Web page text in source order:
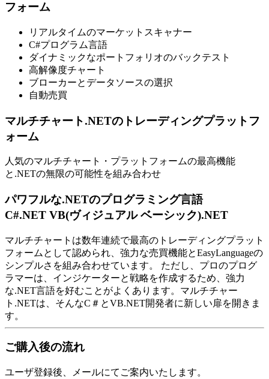
フォーム
リアルタイムのマーケットスキャナー
C#プログラム言語
ダイナミックなポートフォリオのバックテスト
高解像度チャート
ブローカーとデータソースの選択
自動売買
マルチチャート.NETのトレーディングプラットフ
ォーム
人気のマルチチャート・プラットフォームの最高機能
と.NETの無限の可能性を組み合わせ
パワフルな.NETのプログラミング言語
C#.NET VB(ヴィジュアル ベーシック).NET
マルチチャートは数年連続で最高のトレーディングプラット
フォームとして認められ、強力な売買機能とEasyLanguageの
シンプルさを組み合わせています。 ただし、プロのプログ
ラマーは、インジケーターと戦略を作成するため、強力
な.NET言語を好むことがよくあります。マルチチャー
ト.NETは、そんなC＃とVB.NET開発者に新しい扉を開きま
す。
ご購入後の流れ
ユーザ登録後、メールにてご案内いたします。